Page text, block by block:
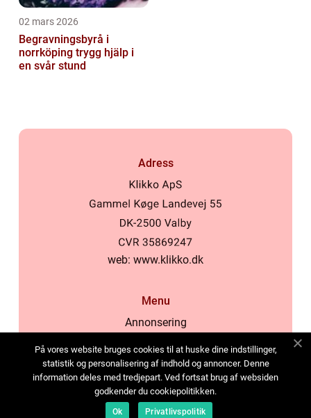
02 mars 2026
Begravningsbyrå i
norrköping trygg hjälp i
en svår stund
Adress
web: www.klikko.dk
Menu
Annonsering
Cookies
Kontakta oss
Sitemap
På vores website bruges cookies til at huske dine indstillinger,
statistik og personalisering af indhold og annoncer. Denne
information deles med tredjepart. Ved fortsat brug af websiden
godkender du cookiepolitikken.
Ok Privatlivspolitik